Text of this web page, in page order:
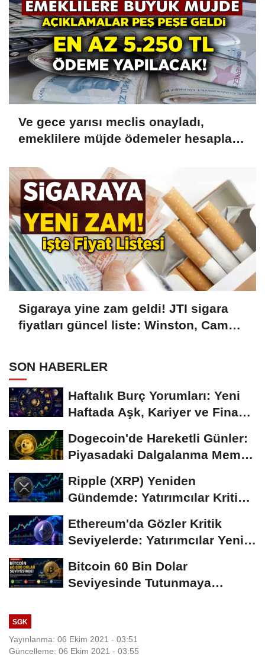
Ve gece yarısı meclis onayladı,
emeklilere müjde ödemeler hesaplara
Çekebilirsiniz!
Sigaraya yine zam geldi! JTI sigara
fiyatları güncel liste: Winston, Camel,
SON HABERLER
Haftalık Burç Yorumları: Yeni
Haftada Aşk, Kariyer ve Finans
Dogecoin'de Hareketli Günler:
Piyasadaki Dalgalanma Meme
Ripple (XRP) Yeniden
Gündemde: Yatırımcılar Kritik
Ethereum'da Gözler Kritik
Seviyelerde: Yatırımcılar Yeni
Bitcoin 60 Bin Dolar
Seviyesinde Tutunmaya
SGK
Yayınlanma: 06 Ekim 2021 - 03:51
Güncelleme: 06 Ekim 2021 - 03:55